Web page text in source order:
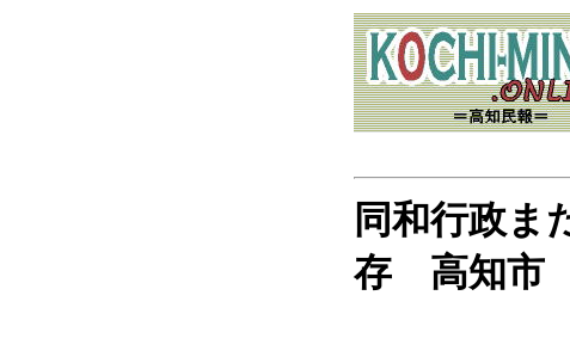
同和行政
存 高知市